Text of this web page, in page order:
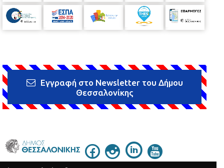
Εγγραφή στο Newsletter του Δήμου
Θεσσαλονίκης